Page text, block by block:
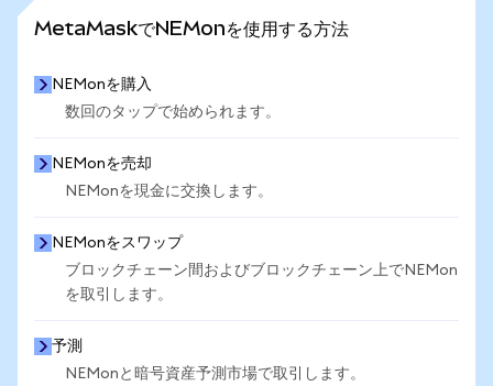
MetaMaskでNEMonを使用する方法
NEMonを購入
数回のタップで始められます。
NEMonを売却
NEMonを現金に交換します。
NEMonをスワップ
ブロックチェーン間およびブロックチェーン上でNEMon
を取引します。
予測
NEMonと暗号資産予測市場で取引します。